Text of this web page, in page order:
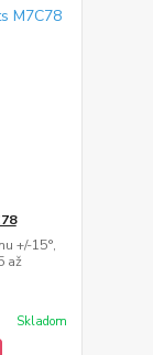
+/-15°,
až
Skladom